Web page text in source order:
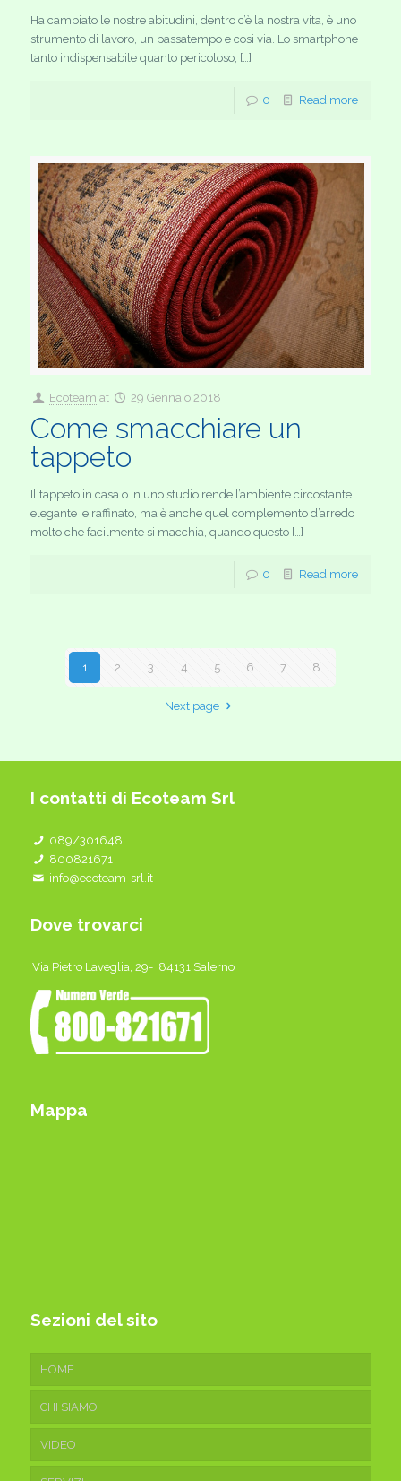
Ha cambiato le nostre abitudini, dentro c’è la nostra vita, è uno
strumento di lavoro, un passatempo e cosi via. Lo smartphone
tanto indispensabile quanto pericoloso, […]
0 Read more
Ecoteam at 29 Gennaio 2018
Come smacchiare un
tappeto
Il tappeto in casa o in uno studio rende l’ambiente circostante
elegante e raffinato, ma è anche quel complemento d’arredo
molto che facilmente si macchia, quando questo […]
0 Read more
1 2 3 4 5 6 7 8
Next page
I contatti di Ecoteam Srl
089/301648
800821671
info@ecoteam-srl.it
Dove trovarci
Via Pietro Laveglia, 29- 84131 Salerno
Mappa
Sezioni del sito
HOME
CHI SIAMO
VIDEO